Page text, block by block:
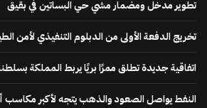
تطوير مدخل ومضمار مشي حي البساتين في بقيق
تخريج الدفعة الأولى من الدبلوم التنفيذي لأمن
اتفاقية جديدة تطلق ممرًا بريًا يربط المملكة
النفط يواصل الصعود والذهب يتجه لأكبر مكاسب